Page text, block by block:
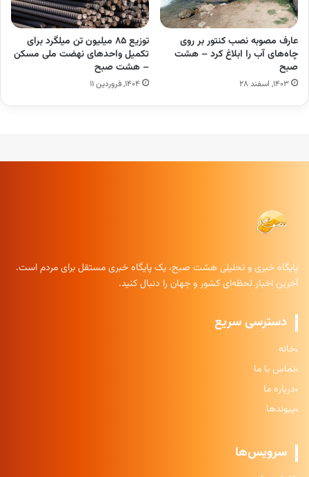
عارف مصوبه نصب کنتور بر روی
چاه‌های آب را ابلاغ کرد – هشت
صبح
۱۴۰۳, اسفند ۲۸
توزیع ۸۵ میلیون تن میلگرد برای
تکمیل واحدهای نهضت ملی مسکن
– هشت صبح
۱۴۰۴, فروردین ۱۱
پایگاه خبری و تحلیلی هشت صبح، یک پایگاه خبری مستقل برای مردم است.
آخرین اخبار لحظه‌ای کشور و جهان را دنبال کنید.
دسترسی سریع
خانه
تماس با ما
درباره ما
پیوندها
سرویس‌ها